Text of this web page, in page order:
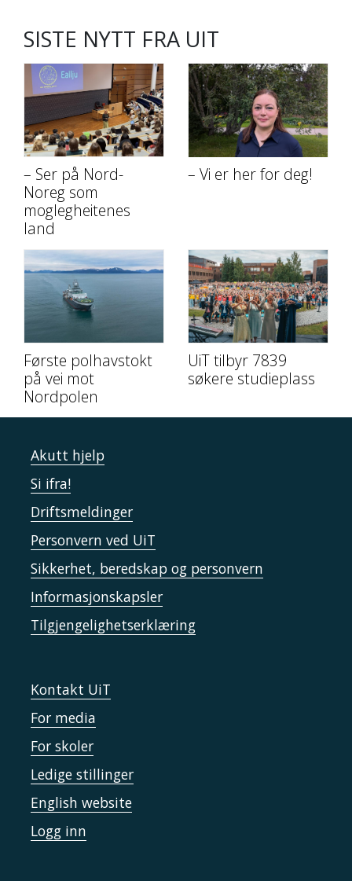
SISTE NYTT FRA UIT
– Ser på Nord-
Noreg som
moglegheitenes
land
– Vi er her for deg!
Første polhavstokt
på vei mot
Nordpolen
UiT tilbyr 7839
søkere studieplass
Akutt hjelp
Si ifra!
Driftsmeldinger
Personvern ved UiT
Sikkerhet, beredskap og personvern
Informasjonskapsler
Tilgjengelighetserklæring
Kontakt UiT
For media
For skoler
Ledige stillinger
English website
Logg inn